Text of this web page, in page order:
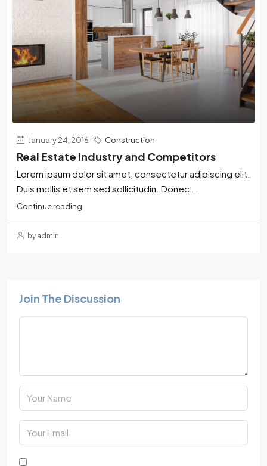
January 24, 2016 Construction
Real Estate Industry and Competitors
Lorem ipsum dolor sit amet, consectetur adipiscing elit.
Duis mollis et sem sed sollicitudin. Donec...
Continue reading
by admin
Join The Discussion